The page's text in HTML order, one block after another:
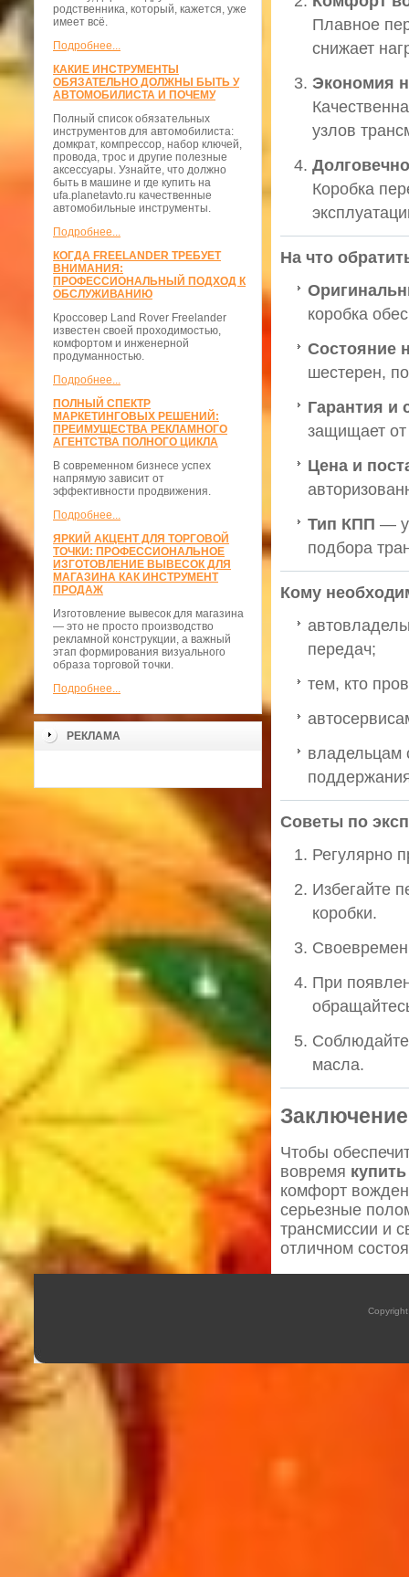
родственника, который, кажется, уже
имеет всё.
Подробнее...
КАКИЕ ИНСТРУМЕНТЫ
ОБЯЗАТЕЛЬНО ДОЛЖНЫ БЫТЬ У
АВТОМОБИЛИСТА И ПОЧЕМУ
Полный список обязательных
инструментов для автомобилиста:
домкрат, компрессор, набор ключей,
провода, трос и другие полезные
аксессуары. Узнайте, что должно
быть в машине и где купить на
ufa.planetavto.ru качественные
автомобильные инструменты.
Подробнее...
КОГДА FREELANDER ТРЕБУЕТ
ВНИМАНИЯ:
ПРОФЕССИОНАЛЬНЫЙ ПОДХОД К
ОБСЛУЖИВАНИЮ
Кроссовер Land Rover Freelander
известен своей проходимостью,
комфортом и инженерной
продуманностью.
Подробнее...
ПОЛНЫЙ СПЕКТР
МАРКЕТИНГОВЫХ РЕШЕНИЙ:
ПРЕИМУЩЕСТВА РЕКЛАМНОГО
АГЕНТСТВА ПОЛНОГО ЦИКЛА
В современном бизнесе успех
напрямую зависит от
эффективности продвижения.
Подробнее...
ЯРКИЙ АКЦЕНТ ДЛЯ ТОРГОВОЙ
ТОЧКИ: ПРОФЕССИОНАЛЬНОЕ
ИЗГОТОВЛЕНИЕ ВЫВЕСОК ДЛЯ
МАГАЗИНА КАК ИНСТРУМЕНТ
ПРОДАЖ
Изготовление вывесок для магазина
— это не просто производство
рекламной конструкции, а важный
этап формирования визуального
образа торговой точки.
Подробнее...
РЕКЛАМА
Плавное
снижает
Экономия
узлов
Коробка
На что
коробка
Состояние
шестерен,
Гарантия и
защищает от
Цена и
Тип КПП —
подбора
Кому
передач;
тем, кто
владельцам
Советы по
Регулярно
Избегайте
коробки.
При
масла.
Заключение
Чтобы
вовремя
комфорт
серьезные
трансмиссии и
отличном